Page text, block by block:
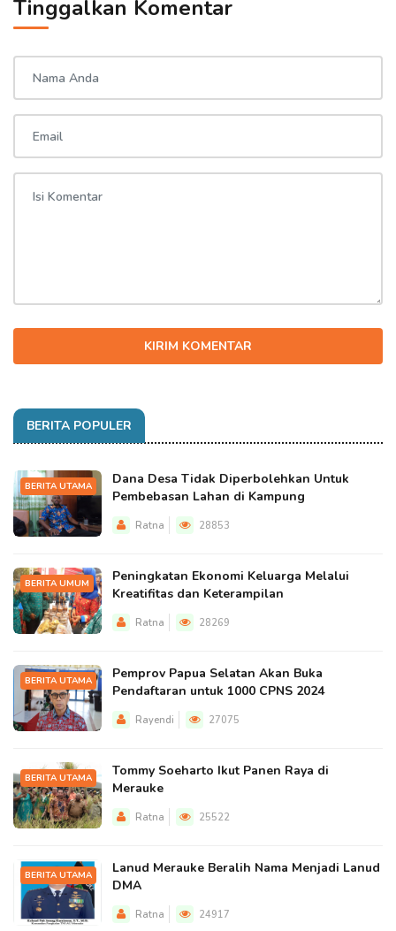
Tinggalkan Komentar
KIRIM KOMENTAR
BERITA POPULER
BERITA UTAMA
Dana Desa Tidak Diperbolehkan Untuk
Pembebasan Lahan di Kampung
Ratna 28853
BERITA UMUM
Peningkatan Ekonomi Keluarga Melalui
Kreatifitas dan Keterampilan
Ratna 28269
BERITA UTAMA
Pemprov Papua Selatan Akan Buka
Pendaftaran untuk 1000 CPNS 2024
Rayendi 27075
BERITA UTAMA
Tommy Soeharto Ikut Panen Raya di
Merauke
Ratna 25522
BERITA UTAMA
Lanud Merauke Beralih Nama Menjadi Lanud
DMA
Ratna 24917